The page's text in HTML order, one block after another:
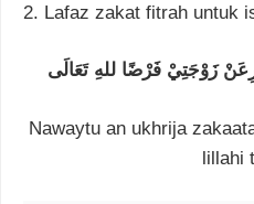
2. Lafaz zakat fitrah untuk
ﺯَﻭْﺟَﺘِﻲْ ﻓَﺮْﺿًﺎ ﻟﻠﻪِ ﺗَﻌَﺎﻟَﻰ
Nawaytu an ukhrija
lillahi